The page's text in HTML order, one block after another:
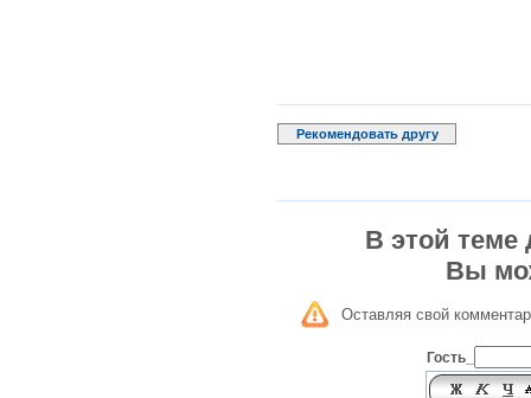
Рекомендовать другу
В этой теме
Вы
Оставляя свой
Гость_